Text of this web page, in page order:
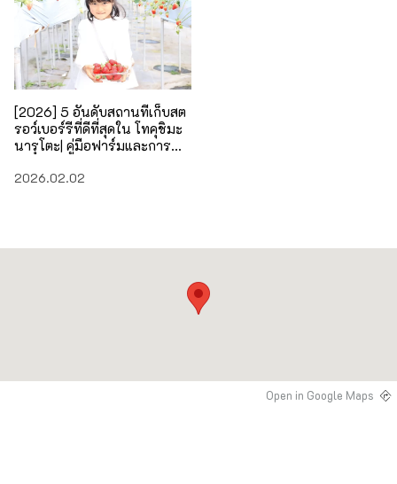
[2026] 5 อันดับสถานที่เก็บสต
รอว์เบอร์รีที่ดีที่สุดใน โทคุชิมะ
นารุโตะ| คู่มือฟาร์มและการ
ถึงพฤษภาคม
2026.02.02
Open in Google Maps